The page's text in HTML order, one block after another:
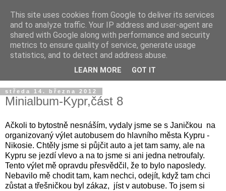
středa 14. března 2012
Minialbum-Kypr,část 8
Ačkoli to bytostně nesnáším, vydaly jsme se s Janičkou na
organizovaný výlet autobusem do hlavního města Kypru -
Nikosie. Chtěly jsme si půjčit auto a jet tam samy, ale na
Kypru se jezdí vlevo a na to jsme si ani jedna netroufaly.
Tento výlet mě opravdu přesvědčil, že to bylo naposledy.
Nebavilo mě chodit tam, kam nechci, odejít, když tam chci
zůstat a třešničkou byl zákaz, jíst v autobuse. To jsem si
This site uses cookies from Google to deliver its services
and to analyze traffic. Your IP address and user-agent are
shared with Google along with performance and security
metrics to ensure quality of service, generate usage
statistics, and to detect and address abuse.
LEARN MORE GOT IT